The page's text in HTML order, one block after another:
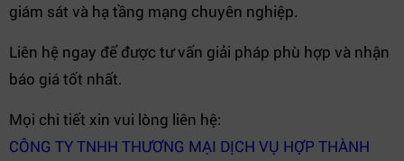
giám sát và hạ tầng mạng chuyên nghiệp.
Liên hệ ngay để được tư vấn giải pháp phù hợp và nhận
báo giá tốt nhất.
Mọi chi tiết xin vui lòng liên hệ:
CÔNG TY TNHH THƯƠNG MẠI DỊCH VỤ HỢP THÀNH